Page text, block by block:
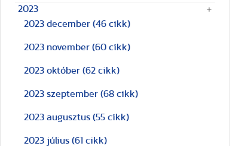
2023
2023 december (46 cikk)
2023 november (60 cikk)
2023 október (62 cikk)
2023 szeptember (68 cikk)
2023 augusztus (55 cikk)
2023 július (61 cikk)